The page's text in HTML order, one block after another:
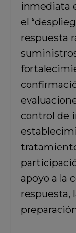
inmediata
el
respuesta
control de
apoyo a la
respuesta,